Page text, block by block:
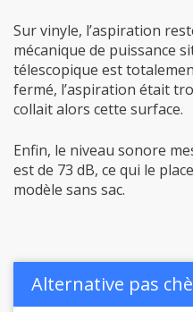
Sur vinyle, l’aspiration
mécanique de puissance
télescopique est
fermé, l’aspiration était
collait alors cette surface.
Enfin, le niveau sonore
est de 73 dB, ce qui le
modèle sans sac.
Alternative pas